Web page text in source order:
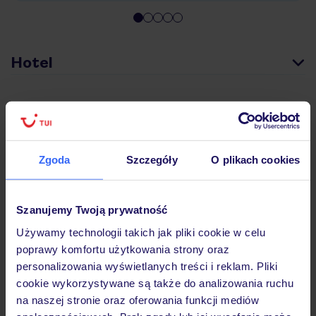
Zgoda Szczegóły O plikach cookies
Szanujemy Twoją prywatność
Używamy technologii takich jak pliki cookie w celu
poprawy komfortu użytkowania strony oraz
personalizowania wyświetlanych treści i reklam. Pliki
cookie wykorzystywane są także do analizowania ruchu
na naszej stronie oraz oferowania funkcji mediów
Hotel
Pokoje
Wyżywienie
Atrakcje
Ważne informacje